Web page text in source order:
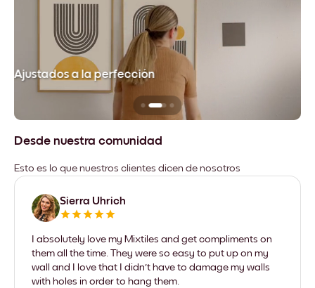
Ajustados a la perfección
Desde nuestra comunidad
Esto es lo que nuestros clientes dicen de nosotros
Sierra Uhrich
I absolutely love my Mixtiles and get compliments on
them all the time. They were so easy to put up on my
wall and I love that I didn't have to damage my walls
with holes in order to hang them.